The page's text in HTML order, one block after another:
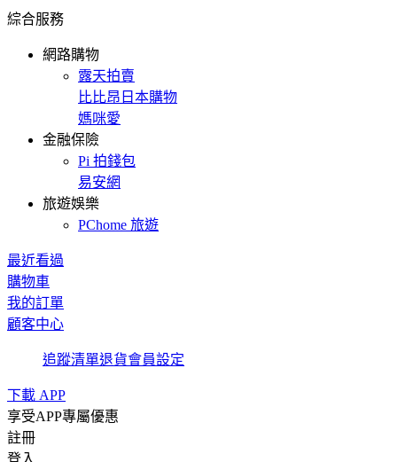
綜合服務
網路購物
露天拍賣
比比昂日本購物
媽咪愛
金融保險
Pi 拍錢包
易安網
旅遊娛樂
PChome 旅遊
最近看過
購物車
我的訂單
顧客中心
追蹤清單退貨會員設定
下載 APP
享受APP專屬優惠
註冊
登入